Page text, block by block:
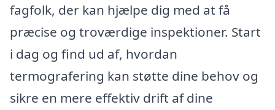
fagfolk, der kan hjælpe dig med at få
præcise og troværdige inspektioner. Start
i dag og find ud af, hvordan
termografering kan støtte dine behov og
sikre en mere effektiv drift af dine